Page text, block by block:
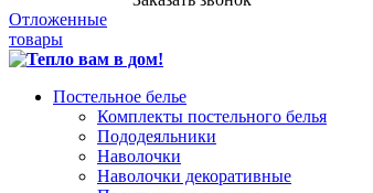
Отложенные
товары
Постельное белье
Комплекты постельного белья
Пододеяльники
Наволочки
Наволочки декоративные